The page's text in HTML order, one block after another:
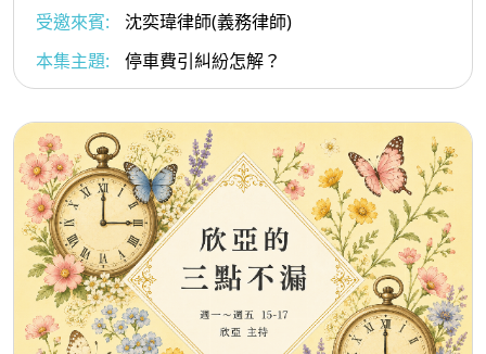
受邀來賓:
沈奕瑋律師(義務律師)
本集主題:
停車費引糾紛怎解？